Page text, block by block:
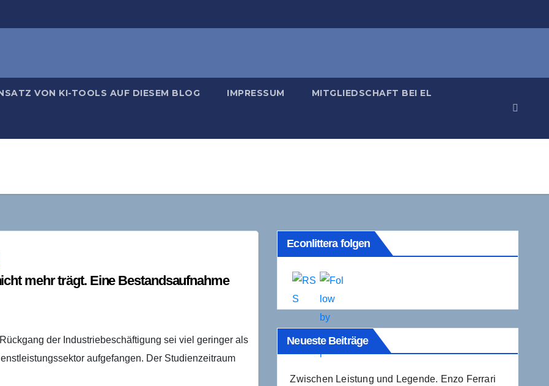
VON KI-TOOLS AUF DIESEM BLOG IMPRESSUM MITGLIEDSCHAFT BEI EL
mehr trägt. Eine Bestandsaufnahme
der Industriebeschäftigung sei viel geringer als
aufgefangen. Der Studienzeitraum
Econlittera folgen
Neueste Beiträge
Zwischen Leistung und Legende. Enzo Ferrari